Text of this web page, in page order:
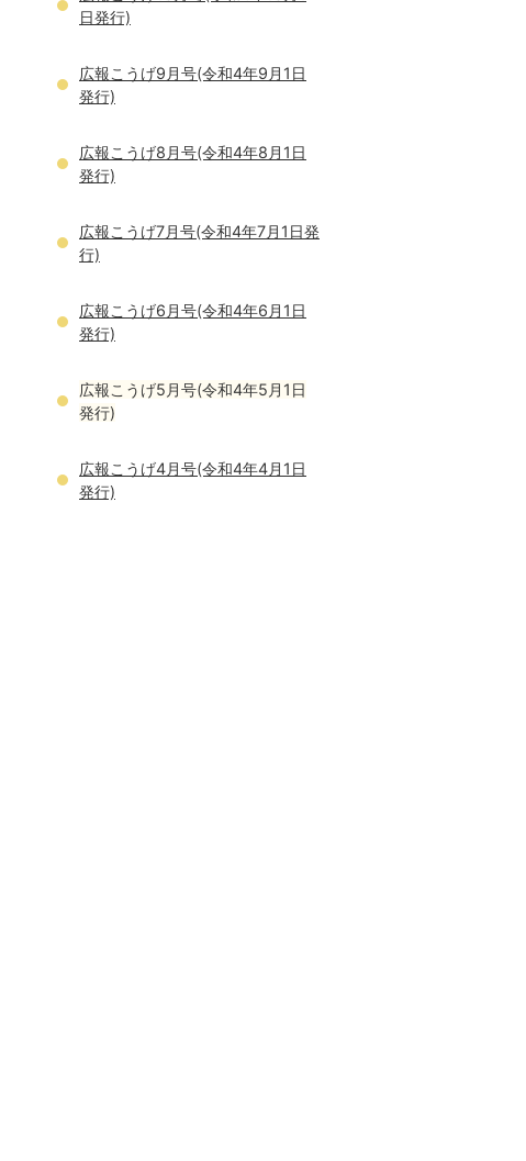
日発行)
広報こうげ9月号(令和4年9月1日
発行)
広報こうげ8月号(令和4年8月1日
発行)
広報こうげ7月号(令和4年7月1日発
行)
広報こうげ6月号(令和4年6月1日
発行)
広報こうげ5月号(令和4年5月1日
発行)
広報こうげ4月号(令和4年4月1日
発行)